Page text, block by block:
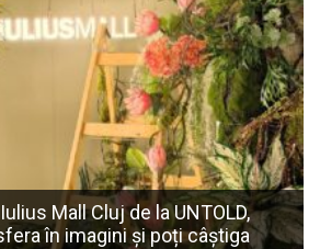
Mall Cluj de la UNTOLD,
în imagini și poți câștiga